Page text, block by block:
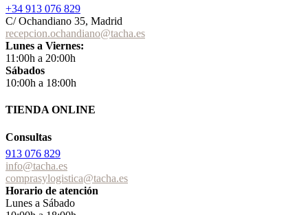
+34 913 076 829
C/ Ochandiano 35, Madrid
recepcion.ochandiano@tacha.es
Lunes a Viernes:
11:00h a 20:00h
Sábados
10:00h a 18:00h
TIENDA ONLINE
Consultas
913 076 829
info@tacha.es
comprasylogistica@tacha.es
Horario de atención
Lunes a Sábado